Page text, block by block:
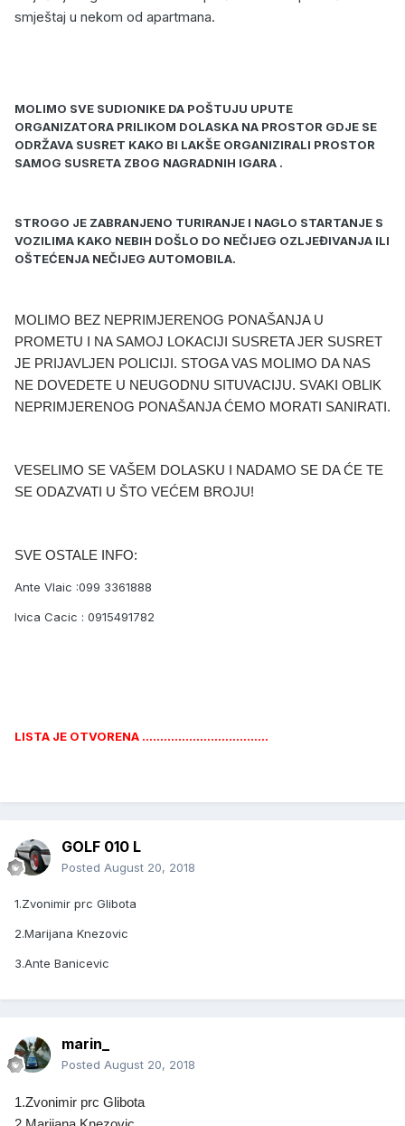
smještaj u nekom od apartmana.
MOLIMO SVE SUDIONIKE DA POŠTUJU UPUTE
ORGANIZATORA PRILIKOM DOLASKA NA PROSTOR GDJE SE
ODRŽAVA SUSRET KAKO BI LAKŠE ORGANIZIRALI PROSTOR
SAMOG SUSRETA ZBOG NAGRADNIH IGARA .
STROGO JE ZABRANJENO TURIRANJE I NAGLO STARTANJE S
VOZILIMA KAKO NEBIH DOŠLO DO NEČIJEG OZLJEĐIVANJA ILI
OŠTEĆENJA NEČIJEG AUTOMOBILA.
MOLIMO BEZ NEPRIMJERENOG PONAŠANJA U
PROMETU I NA SAMOJ LOKACIJI SUSRETA JER SUSRET
JE PRIJAVLJEN POLICIJI. STOGA VAS MOLIMO DA NAS
NE DOVEDETE U NEUGODNU SITUVACIJU. SVAKI OBLIK
NEPRIMJERENOG PONAŠANJA ĆEMO MORATI SANIRATI.
VESELIMO SE VAŠEM DOLASKU I NADAMO SE DA ĆE TE
SE ODAZVATI U ŠTO VEĆEM BROJU!
SVE OSTALE INFO:
Ante Vlaic :099 3361888
Ivica Cacic : 0915491782
LISTA JE OTVORENA ...................................
GOLF 010 L
Posted August 20, 2018
1.Zvonimir prc Glibota
2.Marijana Knezovic
3.Ante Banicevic
marin_
Posted August 20, 2018
1.Zvonimir prc Glibota